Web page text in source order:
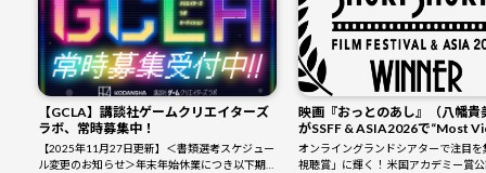
【GCLA】講談社ゲームクリエイターズ
ラボ、常時募集中！
【2025年11月27日更新】＜書類選考スケジュー
ル変更のお知らせ＞年末年始休業につき以下期間
映画『おっとのあし』（八幡貴
がSSFF & ASIA2026で“Most
Award”を受賞！【講談社シネ
イターズラボ第3期作品】
オンライングランドシアターで注目を
視聴賞」に輝く！ 米国アカデミー賞